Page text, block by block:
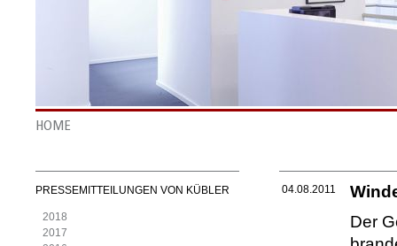
HOME
PRESSEMITTEILUNGEN VON KÜBLER
2018
2017
04.08.2011
Der